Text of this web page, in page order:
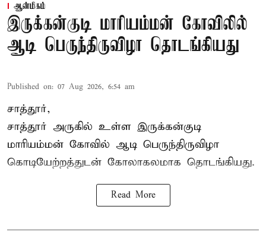
ஆன்மிகம்
இருக்கன்குடி மாரியம்மன் கோவிலில்
ஆடி பெருந்திருவிழா தொடங்கியது
Published on: 07 Aug 2026, 6:54 am
சாத்தூர்,
சாத்தூர் அருகில் உள்ள இருக்கன்குடி
மாரியம்மன் கோவில் ஆடி பெருந்திருவிழா
கொடியேற்றத்துடன் கோலாகலமாக தொடங்கியது.
Read More